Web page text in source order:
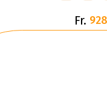
Fr.